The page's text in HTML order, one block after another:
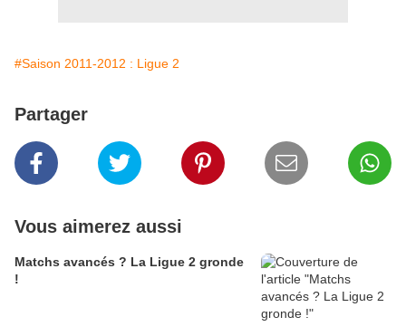
#Saison 2011-2012 : Ligue 2
Partager
Vous aimerez aussi
Matchs avancés ? La Ligue 2 gronde
!